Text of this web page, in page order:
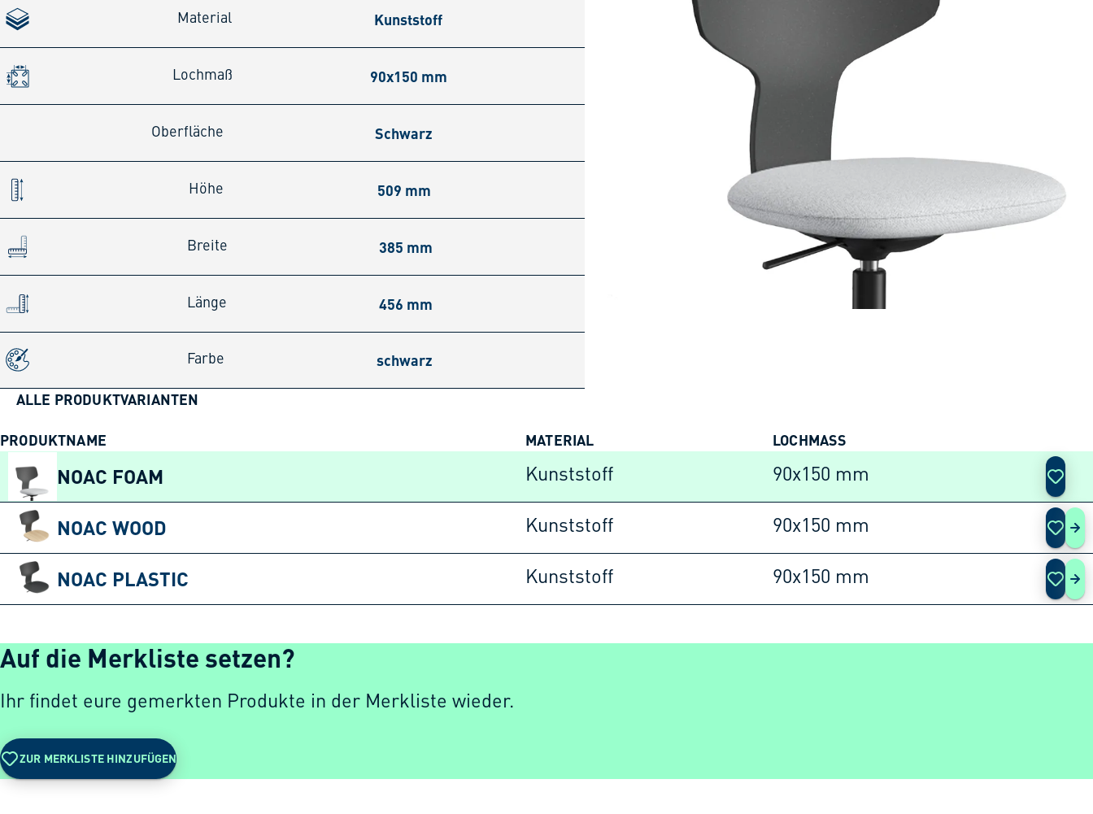
Material Kunststoff
Lochmaß 90x150 mm
Oberfläche Schwarz
Höhe 509 mm
Breite 385 mm
Länge 456 mm
Farbe schwarz
ALLE PRODUKTVARIANTEN
PRODUKTNAME MATERIAL LOCHMASS
NOAC FOAM Kunststoff 90x150 mm
NOAC WOOD Kunststoff 90x150 mm
NOAC PLASTIC Kunststoff 90x150 mm
Auf die Merkliste setzen?
Ihr findet eure gemerkten Produkte in der Merkliste wieder.
ZUR MERKLISTE HINZUFÜGEN